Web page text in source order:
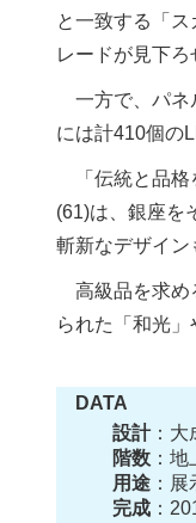
と一致する「
レードが見下ろ
一方で、パネ
には計410個の
「伝統と品格
(61)は、銀座を
斬新なデザイン
高級品を求め
られた「和光
DATA
設計：大
階数 ：
用途 ：
完成 ：